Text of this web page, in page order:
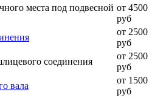
места под подвесной от 4500
руб
от 2500
руб
соединения
от 2500
руб
вала
от 1500
руб